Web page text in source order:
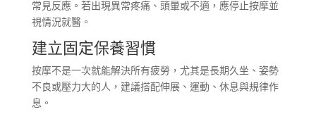
常見反應。若出現異常疼痛、頭暈或不適，應停止按摩並
視情況就醫。
建立固定保養習慣
按摩不是一次就能解決所有疲勞，尤其是長期久坐、姿勢
不良或壓力大的人，建議搭配伸展、運動、休息與規律作
息。